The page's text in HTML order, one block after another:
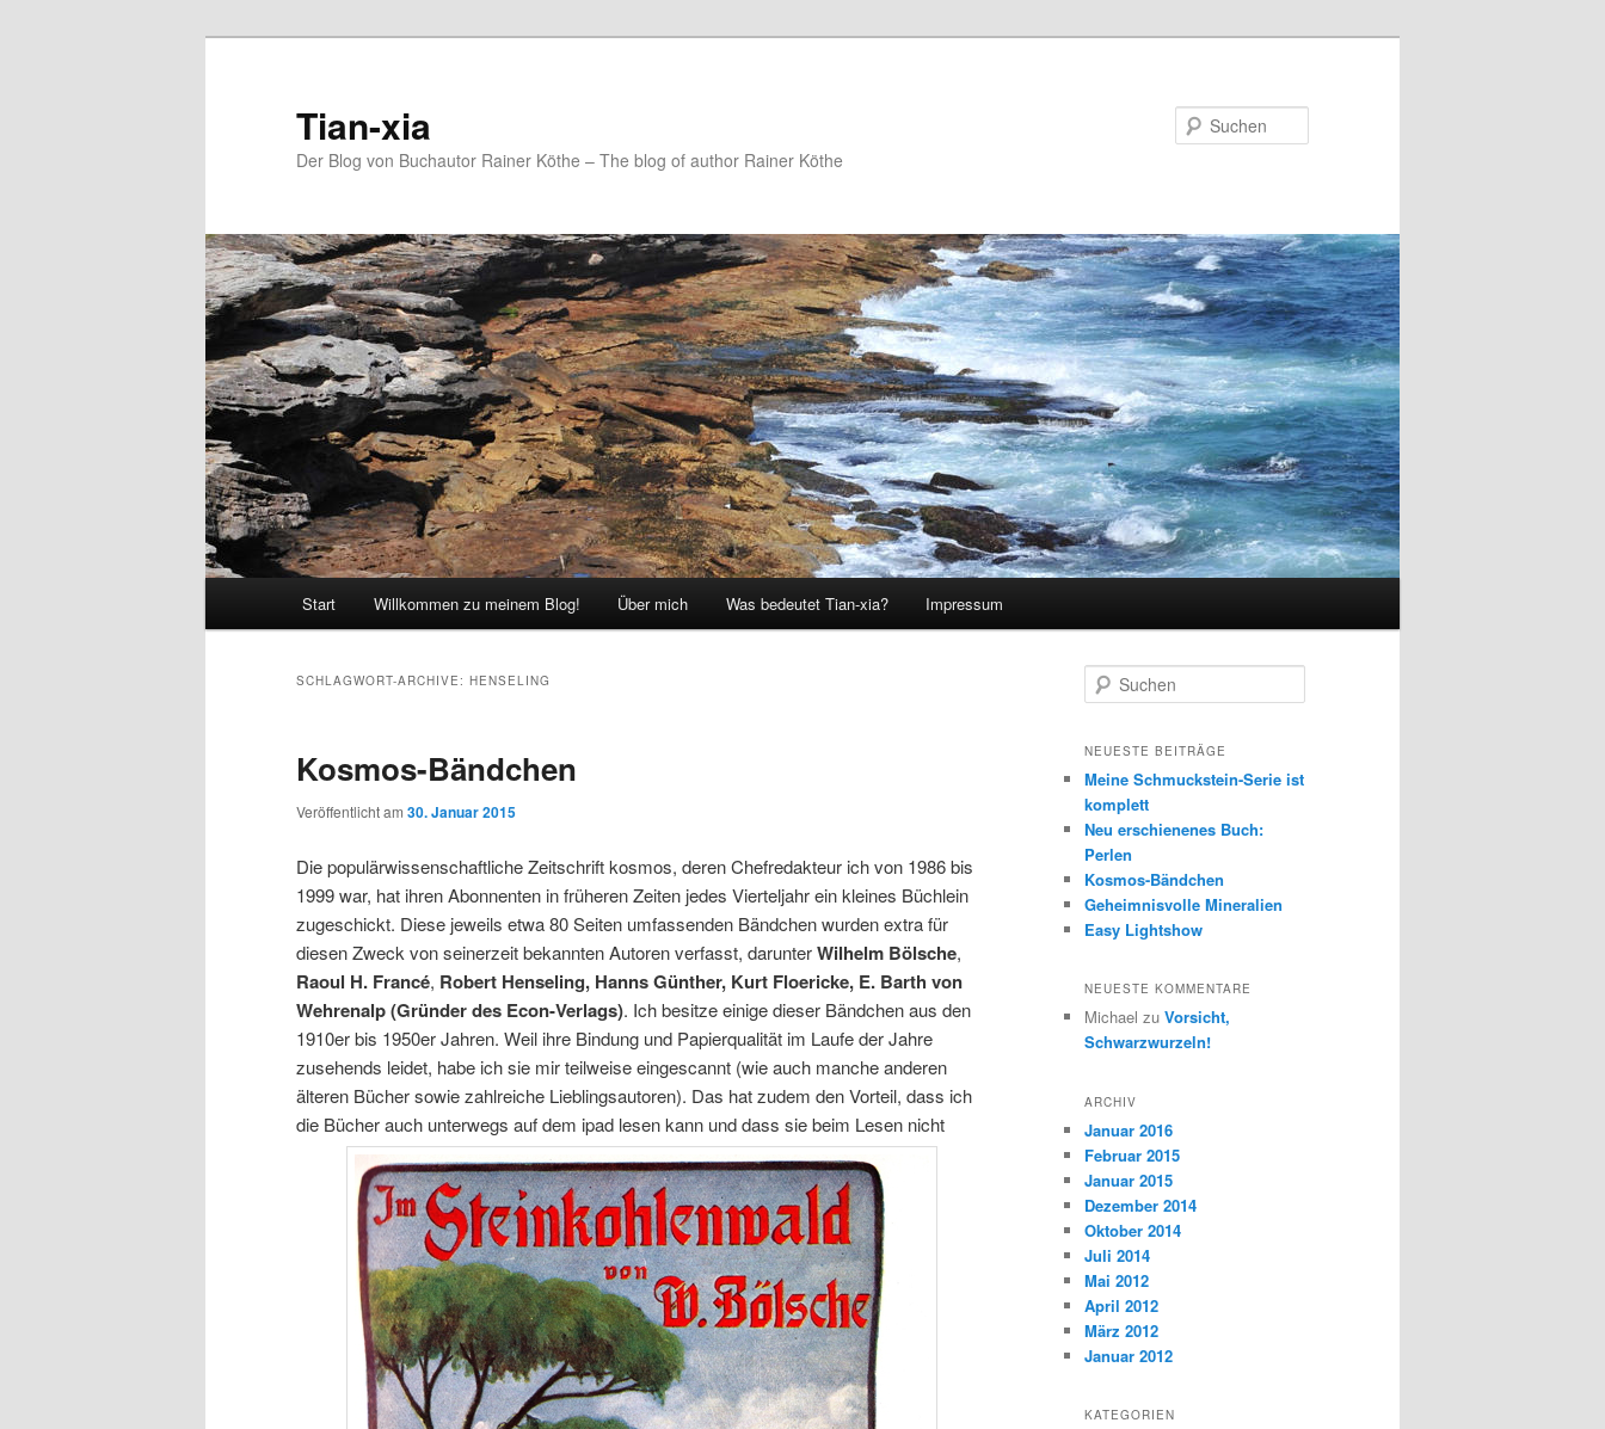
Tian-xia
Der Blog von Buchautor Rainer Köthe – The blog of author Rainer Köthe
Start Willkommen zu meinem Blog! Über mich Was bedeutet Tian-xia? Impressum
SCHLAGWORT-ARCHIVE: HENSELING
Kosmos-Bändchen
Veröffentlicht am 30. Januar 2015
Die populärwissenschaftliche Zeitschrift kosmos, deren Chefredakteur ich von 1986 bis
1999 war, hat ihren Abonnenten in früheren Zeiten jedes Vierteljahr ein kleines Büchlein
zugeschickt. Diese jeweils etwa 80 Seiten umfassenden Bändchen wurden extra für
diesen Zweck von seinerzeit bekannten Autoren verfasst, darunterWilhelm Bölsche,
Raoul H. Francé, Robert Henseling, Hanns Günther, Kurt Floericke, E. Barth von
Wehrenalp (Gründer des Econ-Verlags). Ich besitze einige dieser Bändchen aus den
1910er bis 1950er Jahren. Weil ihre Bindung und Papierqualität im Laufe der Jahre
zusehends leidet, habe ich sie mir teilweise eingescannt (wie auch manche anderen
älteren Bücher sowie zahlreiche Lieblingsautoren). Das hat zudem den Vorteil, dass ich
die Bücher auch unterwegs auf dem ipad lesen kann und dass sie beim Lesen nicht
u
h
n
NEUESTE BEITRÄGE
Meine Schmuckstein-Serie ist
komplett
Neu erschienenes Buch:
Perlen
Kosmos-Bändchen
Geheimnisvolle Mineralien
Easy Lightshow
NEUESTE KOMMENTARE
Michael zu Vorsicht,
Schwarzwurzeln!
ARCHIV
Januar 2016
Februar 2015
Januar 2015
Dezember 2014
Oktober 2014
Juli 2014
Mai 2012
April 2012
März 2012
Januar 2012
KATEGORIEN